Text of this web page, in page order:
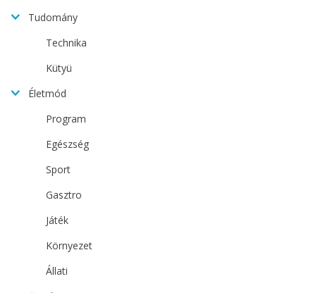
Tudomány
Technika
Kütyü
Életmód
Program
Egészség
Sport
Gasztro
Játék
Környezet
Állati